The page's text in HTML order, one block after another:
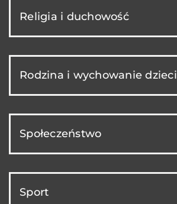
Religia i duchowość
Rodzina i wychowanie dzieci
Społeczeństwo
Sport